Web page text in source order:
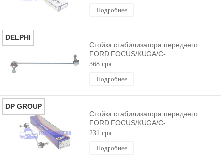
Подробнее
DELPHI
Стойка стабилизатора переднего
FORD FOCUS/KUGA/C-
MAX/CONNECT/ESCAPE 2003-
368 грн.
Подробнее
DP GROUP
Стойка стабилизатора переднего
FORD FOCUS/KUGA/C-
MAX/CONNECT/ESCAPE 2003-
231 грн.
Подробнее